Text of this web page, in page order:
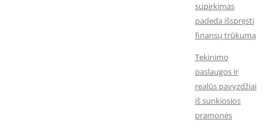
supirkimas
padeda išspręsti
finansų trūkumą
Tekinimo
paslaugos ir
realūs pavyzdžiai
iš sunkiosios
pramonės